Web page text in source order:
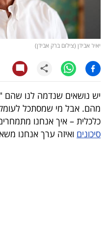
רכילות
עסקית
קריפטו
ויראלי
טלוויזיה
עסקי
ספורט
יאיר אבידן (צילום ברק אבידן)
יש נושאים שנדמה לנו שהם
מהם. אבל מי שמסתכל לעומק
כלכלית – איך אנחנו
סיכונים ואיזה ערך אנחנו